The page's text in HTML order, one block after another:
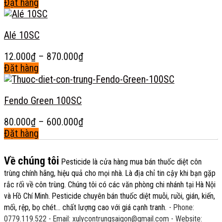
phẩm
thể
được
chọn
trên
trang
sản
phẩm
biến
thể.
tùy
chọn
có
thể
được
chọn
trên
trang
sản
phẩm
Đặt hàng
Sản
này
nhiều
biến
thể.
tùy
chọn
có
thể
chọn
trên
trang
sản
phẩm
Alé 10SC
12.000₫ – 870.000₫Khoảng
từ
Đặt hàng
Sản
này
nhiều
biến
Các
tùy
chọn
có
thể
được
Fendo Green 100SC
80.000₫ – 600.000₫Khoảng
80.000₫
đến
600.000₫
Đặt hàng
phẩm
này
có
nhiều
biến
thể.
Về chúng tôi Pesticide là cửa hàng mua bán thuốc diệt côn
trùng chính hãng, hiệu quả cho mọi nhà. Là địa chỉ tin cậy khi bạn gặp
rắc rối về côn trùng. Chúng tôi có các văn phòng chi nhánh tại Hà Nội
và Hồ Chí Minh. Pesticide chuyên bán thuốc diệt muỗi, ruồi, gián, kiến,
mối, rệp, bọ chét... chất lượng cao với giá cạnh tranh. - Phone:
0779.119.522 - Email: xulycontrungsaigon@gmail.com - Website: